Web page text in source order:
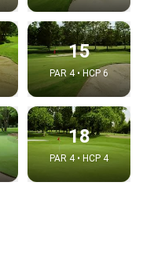
15
PAR 4 • HCP 6
18
PAR 4 • HCP 4